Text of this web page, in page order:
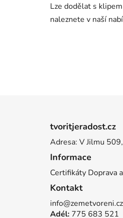
Lze dodělat s
naleznete v naší
tvoritjeradost.cz
Adresa: V Jilmu
Informace
Certifikáty Doprava
Kontakt
info@zemetvoreni.cz
Adél: 775 683 521